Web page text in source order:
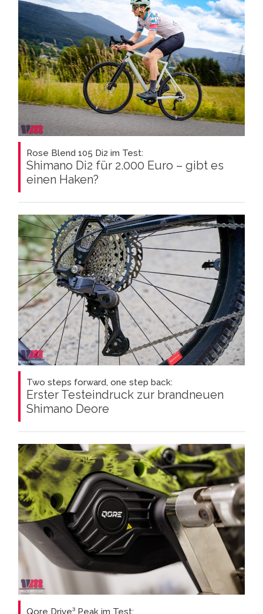
Rose Blend 105 Di2 im Test:
Shimano Di2 für 2.000 Euro – gibt es
einen Haken?
Two steps forward, one step back:
Erster Testeindruck zur brandneuen
Shimano Deore